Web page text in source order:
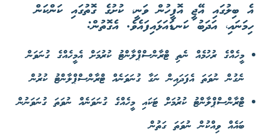
އެ ބިލުގައި އޭޖީ އޮފީހުން ވަނީ، ކުށުގެ ގޮތުގައި ކަންކަން
ހިމަނައި، އަދަބު ކަނޑައަޅައިފައެވެ. އެގޮތުން:
މީހެއްގެ ރުހުމެއް ނެތި ޓްރާންސްޕްލާންޓު ކުރުމަށް އެމީހެއްގެ ގުނަވަން
ނެގުން ނުވަތަ އެފަދައިން ނަގާ ގުނަވަނެއް ޓްރާންސްޕްލާންޓު ކުރުން
ޓްރާންސްޕްލާންޓު ކުރުމަށް ޓަކައި މީހެއްގެ ގުނަވަނެއް ނުވަތަ ގުނަވަނުން
ބައެއް ވިއްކުން ނުވަތަ ގަތުން